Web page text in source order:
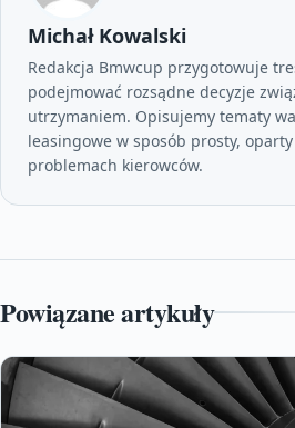
Michał Kowalski
Redakcja Bmwcup przygotowuje
podejmować rozsądne decyzje
utrzymaniem. Opisujemy tematy
leasingowe w sposób prosty,
problemach kierowców.
Powiązane artykuły